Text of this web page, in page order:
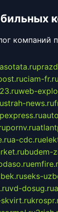
компаний
ciam-fr.ru
web-
strah-news.ru
pornv.ru
a-cdc.ru
budem-
seks-
vd-dosug.ru